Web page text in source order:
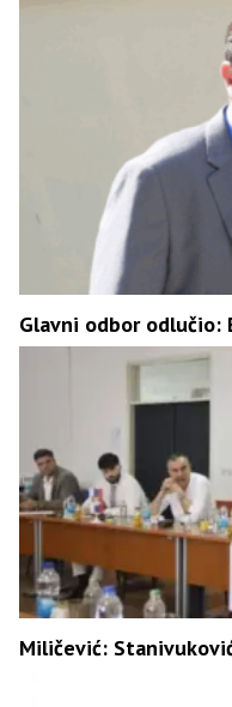
Glavni odbor odlučio:
Miličević: